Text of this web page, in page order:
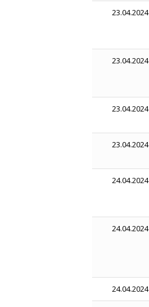
23.04.2024
23.04.2024
23.04.2024
23.04.2024
24.04.2024
24.04.2024
24.04.2024